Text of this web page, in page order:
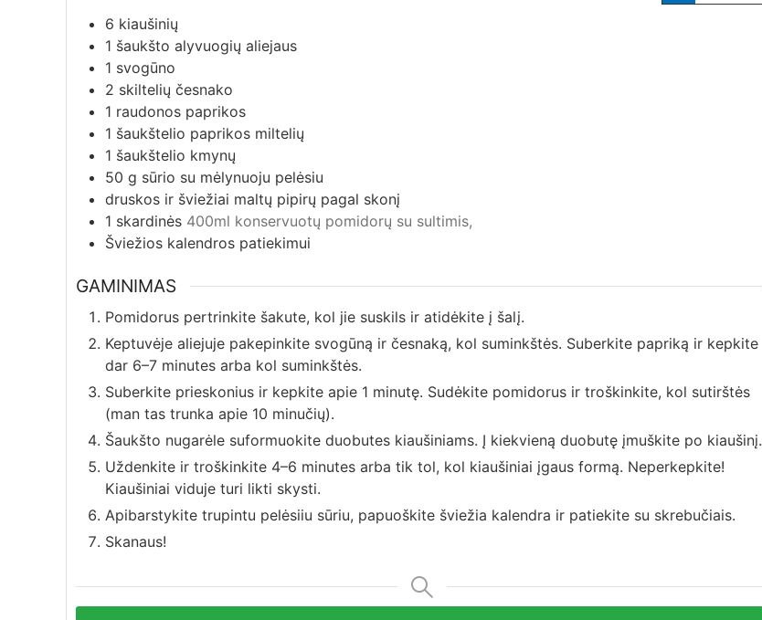
6 kiaušinių
1 šaukšto alyvuogių aliejaus
1 svogūno
2 skiltelių česnako
1 raudonos paprikos
1 šaukštelio paprikos miltelių
1 šaukštelio kmynų
50 g sūrio su mėlynuoju pelėsiu
druskos ir šviežiai maltų pipirų pagal skonį
1 skardinės 400ml konservuotų pomidorų su sultimis,
Šviežios kalendros patiekimui
GAMINIMAS
Pomidorus pertrinkite šakute, kol jie suskils ir atidėkite į šalį.
Keptuvėje aliejuje pakepinkite svogūną ir česnaką, kol suminkštės. Suberkite papriką ir kepkite
dar 6–7 minutes arba kol suminkštės.
Suberkite prieskonius ir kepkite apie 1 minutę. Sudėkite pomidorus ir troškinkite, kol sutirštės
(man tas trunka apie 10 minučių).
Šaukšto nugarėle suformuokite duobutes kiaušiniams. Į kiekvieną duobutę įmuškite po kiaušinį.
Uždenkite ir troškinkite 4–6 minutes arba tik tol, kol kiaušiniai įgaus formą. Neperkepkite!
Kiaušiniai viduje turi likti skysti.
Apibarstykite trupintu pelėsiiu sūriu, papuoškite šviežia kalendra ir patiekite su skrebučiais.
Skanaus!